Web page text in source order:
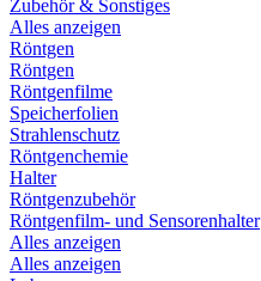
Zubehör & Sonstiges
Alles anzeigen
Röntgen
Röntgen
Röntgenfilme
Speicherfolien
Strahlenschutz
Röntgenchemie
Halter
Röntgenzubehör
Röntgenfilm- und Sensorenhalter
Alles anzeigen
Alles anzeigen